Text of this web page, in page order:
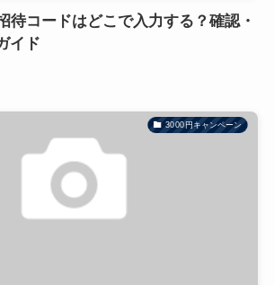
待コードはどこで入力する？確認・
イド
3000円キャンペーン